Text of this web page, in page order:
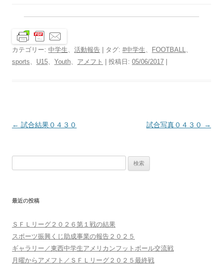
カテゴリー: 中学生、 活動報告 | タグ: #中学生、 FOOTBALL、
sports、 U15、 Youth、 アメフト | 投稿日: 05/06/2017
投
ョ
ン
← 試合結果０４３０ 試合写真０４３０ →
最近の投稿
ＳＦＬリーグ２０２６第１戦の結果
スポーツ振興くじ助成事業の報告２０２５
ギャラリー／東西中学生アメリカンフットボール交流戦
月曜からアメフト／ＳＦＬリーグ２０２５最終戦